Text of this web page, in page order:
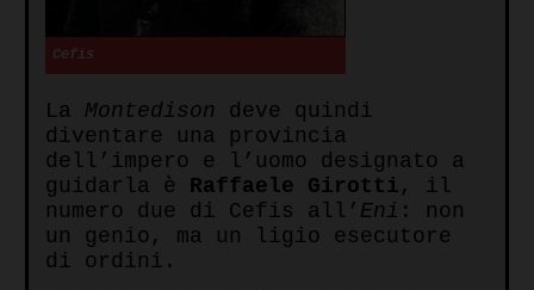
Cefis
La Montedison deve quindi
diventare una provincia
dell’impero e l’uomo designato a
guidarla è Raffaele Girotti , il
numero due di Cefis all’ Eni : non
un genio, ma un ligio esecutore
di ordini.